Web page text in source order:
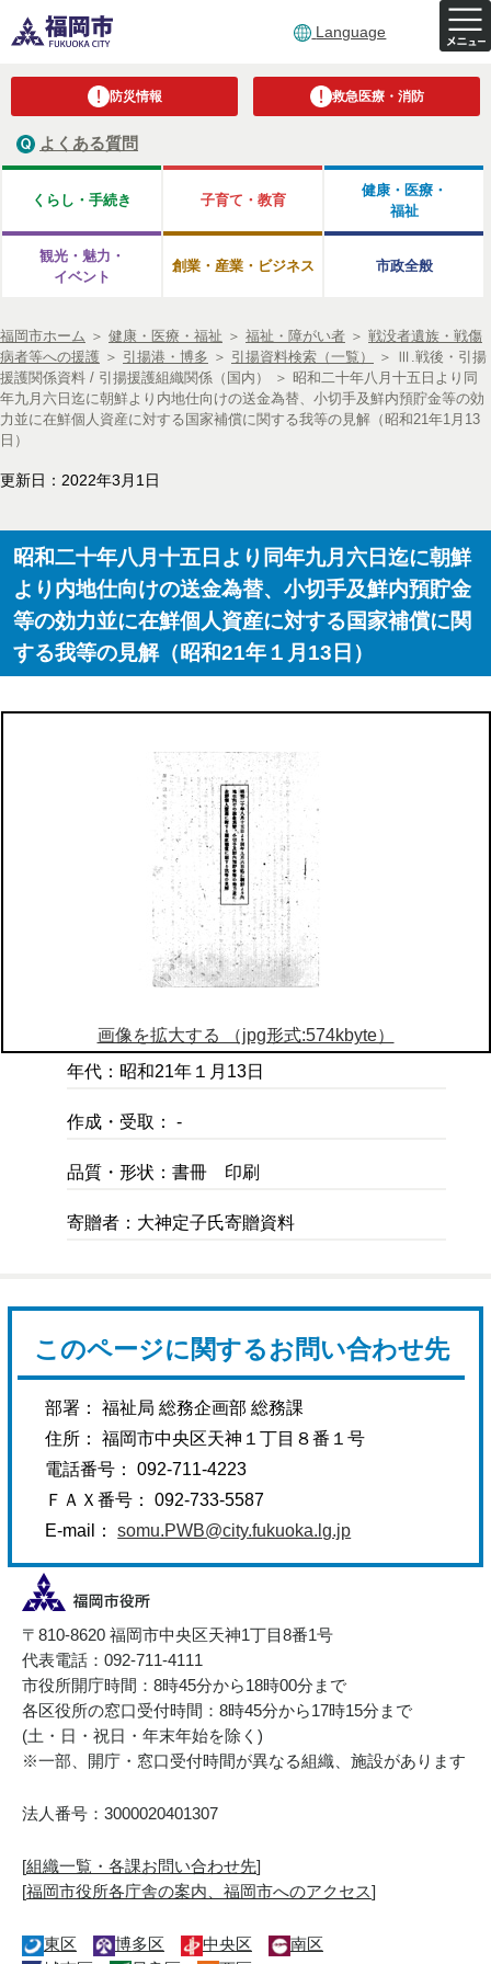
Language
防災情報 救急医療・消防
よくある質問
くらし・手続き 子育て・教育
健康・医療・
福祉
観光・魅力・
イベント
創業・産業・ビジネス 市政全般
福岡市ホーム ＞ 健康・医療・福祉 ＞ 福祉・障がい者 ＞ 戦没者遺族・戦傷
病者等への援護 ＞ 引揚港・博多 ＞ 引揚資料検索（一覧） ＞
Ⅲ.戦後・引揚
援護関係資料 / 引揚援護組織関係（国内）
＞ 昭和二十年八月十五日より同
年九月六日迄に朝鮮より内地仕向けの送金為替、小切手及鮮内預貯金等の効
力並に在鮮個人資産に対する国家補償に関する我等の見解（昭和21年1月13
日）
更新日：2022年3月1日
昭和二十年八月十五日より同年九月六日迄に朝鮮
より内地仕向けの送金為替、小切手及鮮内預貯金
等の効力並に在鮮個人資産に対する国家補償に関
する我等の見解（昭和21年１月13日）
画像を拡大する （jpg形式:574kbyte）
年代：昭和21年１月13日
作成・受取： -
品質・形状：書冊 印刷
寄贈者：大神定子氏寄贈資料
このページに関するお問い合わせ先
部署： 福祉局 総務企画部 総務課
住所： 福岡市中央区天神１丁目８番１号
電話番号： 092-711-4223
ＦＡＸ番号： 092-733-5587
E-mail：somu.PWB@city.fukuoka.lg.jp
〒810-8620 福岡市中央区天神1丁目8番1号
代表電話：092-711-4111
市役所開庁時間：8時45分から18時00分まで
各区役所の窓口受付時間：8時45分から17時15分まで
(土・日・祝日・年末年始を除く)
※一部、開庁・窓口受付時間が異なる組織、施設があります
法人番号：3000020401307
[組織一覧・各課お問い合わせ先]
[福岡市役所各庁舎の案内、福岡市へのアクセス]
東区 博多区 中央区
南区